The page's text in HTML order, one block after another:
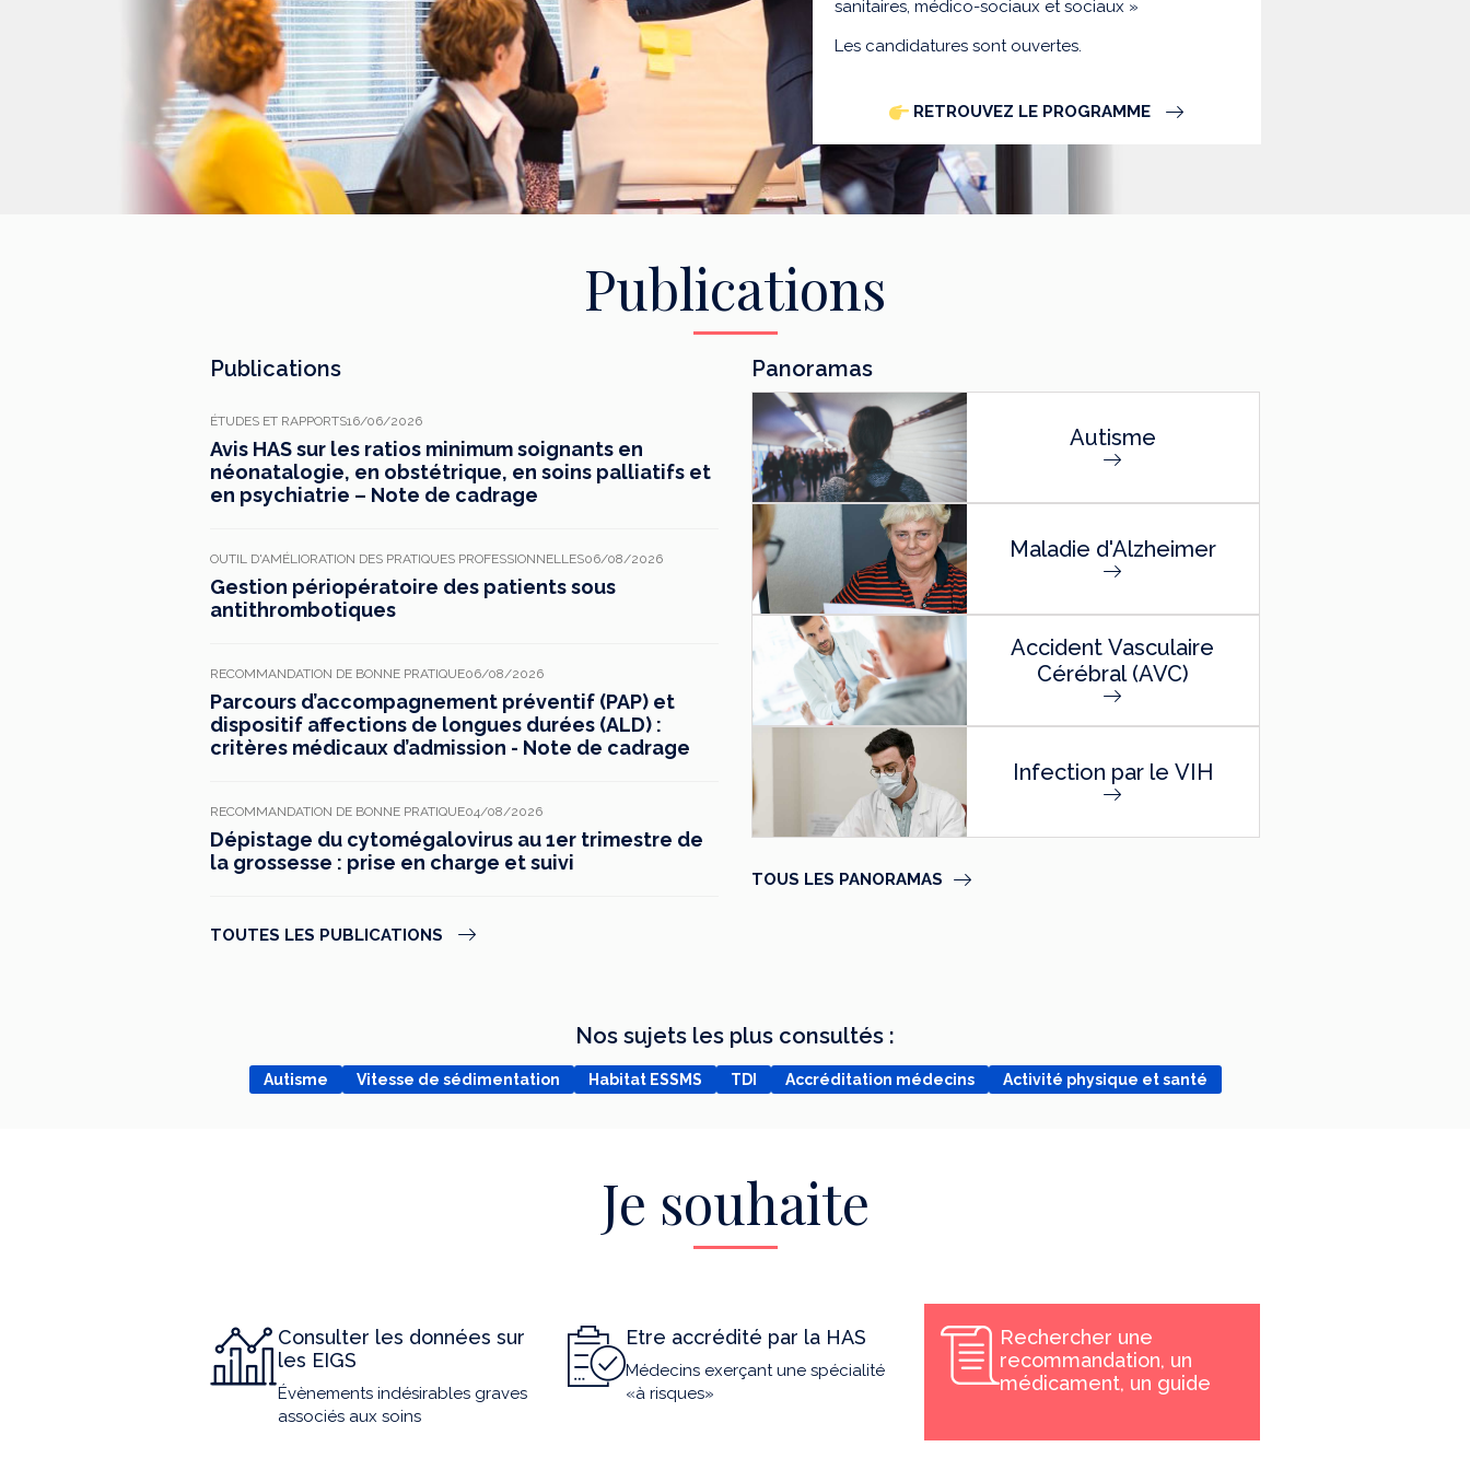
sanitaires, médico-sociaux et sociaux »
Les candidatures sont ouvertes.
RETROUVEZ LE PROGRAMME
Publications
Publications
ÉTUDES ET RAPPORTS16/06/2026
Avis HAS sur les ratios minimum soignants en
néonatalogie, en obstétrique, en soins palliatifs et
en psychiatrie – Note de cadrage
OUTIL D'AMÉLIORATION DES PRATIQUES PROFESSIONNELLES06/08/2026
Gestion périopératoire des patients sous
antithrombotiques
RECOMMANDATION DE BONNE PRATIQUE06/08/2026
Parcours d’accompagnement préventif (PAP) et
dispositif affections de longues durées (ALD) :
critères médicaux d’admission - Note de cadrage
RECOMMANDATION DE BONNE PRATIQUE04/08/2026
Dépistage du cytomégalovirus au 1er trimestre de
la grossesse : prise en charge et suivi
TOUTES LES PUBLICATIONS
Panoramas
Autisme
Maladie d'Alzheimer
Accident Vasculaire
Cérébral (AVC)
Infection par le VIH
TOUS LES PANORAMAS
Nos sujets les plus consultés :
Autisme Vitesse de sédimentation Habitat ESSMS TDI Accréditation médecins Activité physique et santé
Je souhaite
Consulter les données sur
les EIGS
Évènements indésirables graves
associés aux soins
Etre accrédité par la HAS
Médecins exerçant une spécialité
«à risques»
Rechercher une
recommandation, un
médicament, un guide